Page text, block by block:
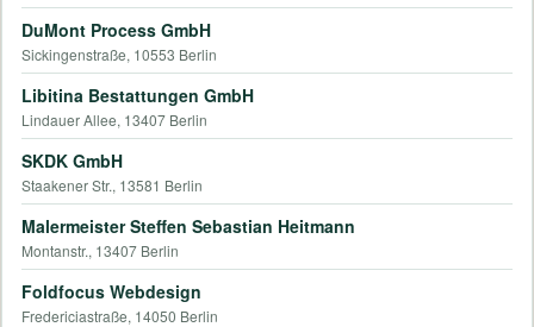
DuMont Process GmbH
Sickingenstraße, 10553 Berlin
Libitina Bestattungen GmbH
Lindauer Allee, 13407 Berlin
SKDK GmbH
Staakener Str., 13581 Berlin
Malermeister Steffen Sebastian Heitmann
Montanstr., 13407 Berlin
Foldfocus Webdesign
Fredericiastraße, 14050 Berlin